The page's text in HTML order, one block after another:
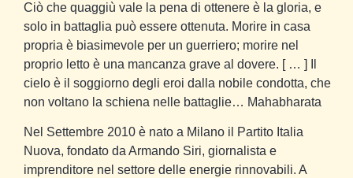
Ciò che quaggiù vale la pena di ottenere è la gloria, e
solo in battaglia può essere ottenuta. Morire in casa
propria è biasimevole per un guerriero; morire nel
proprio letto è una mancanza grave al dovere. [ … ] Il
cielo è il soggiorno degli eroi dalla nobile condotta, che
non voltano la schiena nelle battaglie… Mahabharata
Nel Settembre 2010 è nato a Milano il
Partito Italia
Nuova, fondato da Armando Siri, giornalista e
imprenditore nel settore delle energie rinnovabili. A